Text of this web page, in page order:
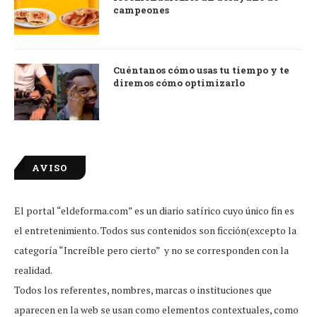
campeones
Cuéntanos cómo usas tu tiempo y te
diremos cómo optimizarlo
AVISO
El portal “eldeforma.com” es un diario satírico cuyo único fin es
el entretenimiento. Todos sus contenidos son ficción(excepto la
categoría “Increíble pero cierto” y no se corresponden con la
realidad.
Todos los referentes, nombres, marcas o instituciones que
aparecen en la web se usan como elementos contextuales, como